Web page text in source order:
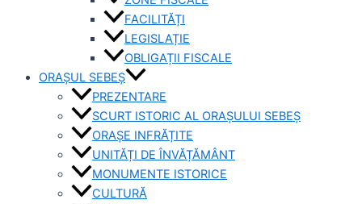
FACILITĂȚI
LEGISLAȚIE
OBLIGAȚII FISCALE
ORAȘUL SEBEȘ
PREZENTARE
SCURT ISTORIC AL ORAȘULUI SEBEȘ
ORAȘE INFRĂȚITE
UNITĂȚI DE ÎNVĂȚĂMÂNT
MONUMENTE ISTORICE
CULTURĂ